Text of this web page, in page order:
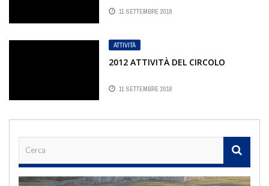
11 SETTEMBRE 2018
ATTIVITÀ
2012 ATTIVITÀ DEL CIRCOLO
11 SETTEMBRE 2018